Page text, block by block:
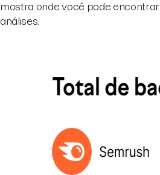
mostra onde você pode
análises.